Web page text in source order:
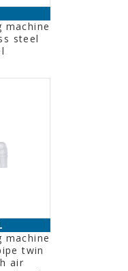
machine
steel
machine
twin
air